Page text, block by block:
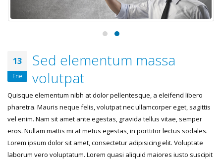
13
Ene
Sed elementum massa
volutpat
Quisque elementum nibh at dolor pellentesque, a eleifend libero
pharetra. Mauris neque felis, volutpat nec ullamcorper eget, sagittis
vel enim. Nam sit amet ante egestas, gravida tellus vitae, semper
eros. Nullam mattis mi at metus egestas, in porttitor lectus sodales.
Lorem ipsum dolor sit amet, consectetur adipisicing elit. Voluptate
laborum vero voluptatum. Lorem quasi aliquid maiores iusto suscipit